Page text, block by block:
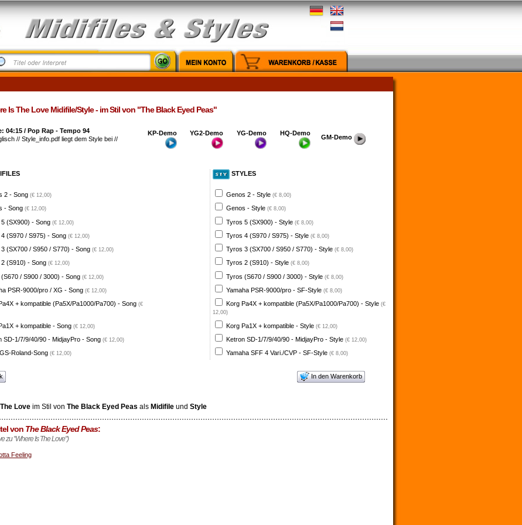
Is The Love Midifile/Style - im Stil von "The Black Eyed Peas"
04:15 / Pop Rap - Tempo 94
// Style_info.pdf liegt dem Style bei //
KP-Demo YG2-Demo YG-Demo HQ-Demo
GM-Demo
2 - Song (€ 12,00)
- Song (€ 12,00)
(SX900) - Song (€ 12,00)
(S970 / S975) - Song (€ 12,00)
(SX700 / S950 / S770) - Song (€ 12,00)
(S910) - Song (€ 12,00)
/ S900 / 3000) - Song (€ 12,00)
PSR-9000/pro / XG - Song (€ 12,00)
+ kompatible (Pa5X/Pa1000/Pa700) - Song (€
+ kompatible - Song (€ 12,00)
SD-1/7/9/40/90 - MidjayPro - Song (€ 12,00)
Roland-Song (€ 12,00)
STYLES
Genos 2 - Style (€ 8,00)
Genos - Style (€ 8,00)
Tyros 5 (SX900) - Style (€ 8,00)
Tyros 4 (S970 / S975) - Style (€ 8,00)
Tyros 3 (SX700 / S950 / S770) - Style (€ 8,00)
Tyros 2 (S910) - Style (€ 8,00)
Tyros (S670 / S900 / 3000) - Style (€ 8,00)
Yamaha PSR-9000/pro - SF-Style (€ 8,00)
Korg Pa4X + kompatible (Pa5X/Pa1000/Pa700) - Style (€
12,00)
Korg Pa1X + kompatible - Style (€ 12,00)
Ketron SD-1/7/9/40/90 - MidjayPro - Style (€ 12,00)
Yamaha SFF 4 Vari./CVP - SF-Style (€ 8,00)
In den Warenkorb
Loveim Stil von The Black Eyed Peas als Midifileund Style
von The Black Eyed Peas:
zu "Where Is The Love")
Feeling